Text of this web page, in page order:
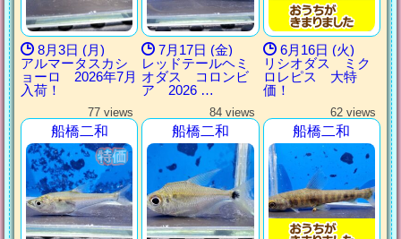
8月3日 (月)
アルマータスカシ
ョーロ 2026年7月
入荷！
7月17日 (金)
レッドテールヘミ
オダス コロンビ
ア 2026 …
6月16日 (火)
リシオダス ミク
ロレピス 大特
価！
77 views
船橋二和
84 views
船橋二和
62 views
船橋二和